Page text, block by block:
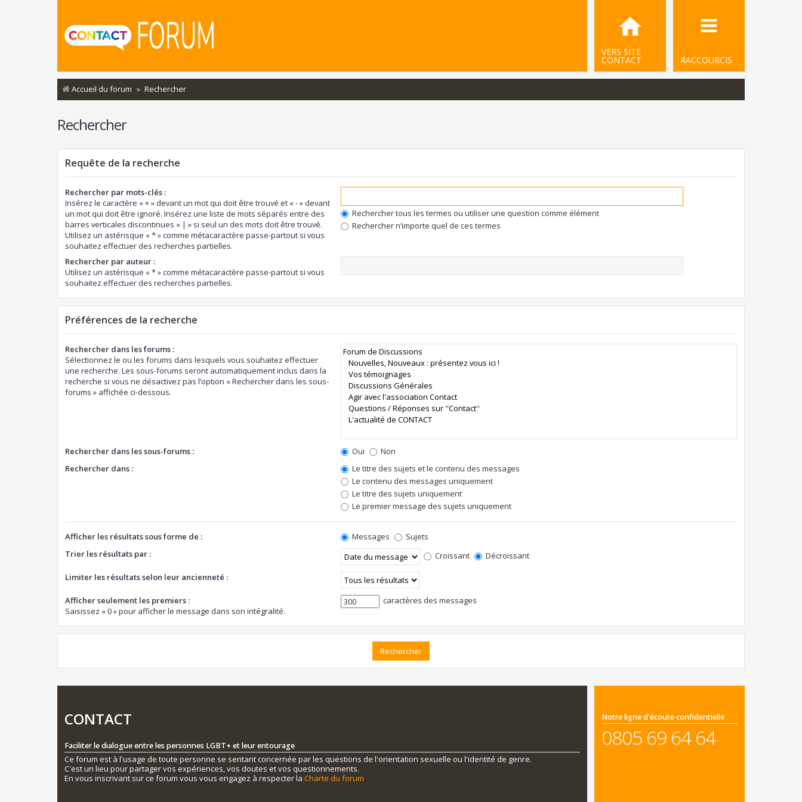
RACCOURCIS
VERS SITE
CONTACT
Accueil du forum Rechercher
Rechercher
Requête de la recherche
Rechercher par mots-clés :
Insérez le caractère « + » devant un mot qui doit être trouvé et « - » devant
un mot qui doit être ignoré. Insérez une liste de mots séparés entre des
barres verticales discontinues « | » si seul un des mots doit être trouvé.
Utilisez un astérisque « * » comme métacaractère passe-partout si vous
souhaitez effectuer des recherches partielles.
Rechercher tous les termes ou utiliser une question comme élément
Rechercher n’importe quel de ces termes
Rechercher par auteur :
Utilisez un astérisque « * » comme métacaractère passe-partout si vous
souhaitez effectuer des recherches partielles.
Préférences de la recherche
Rechercher dans les forums :
Sélectionnez le ou les forums dans lesquels vous souhaitez effectuer
une recherche. Les sous-forums seront automatiquement inclus dans la
recherche si vous ne désactivez pas l’option « Rechercher dans les sous-
forums » affichée ci-dessous.
Rechercher dans les sous-forums : Oui
Non
Rechercher dans :
Le titre des sujets et le contenu des messages
Le contenu des messages uniquement
Le titre des sujets uniquement
Le premier message des sujets uniquement
Afficher les résultats sous forme de : Messages
Sujets
Trier les résultats par :
Croissant
Décroissant
Limiter les résultats selon leur ancienneté :
Afficher seulement les premiers :
Saisissez « 0 » pour afficher le message dans son intégralité.
caractères des messages
CONTACT
Faciliter le dialogue entre les personnes LGBT+ et leur entourage
Ce forum est à l'usage de toute personne se sentant concernée par les questions de l'orientation sexuelle ou l'identité de genre.
C'est un lieu pour partager vos expériences, vos doutes et vos questionnements.
En vous inscrivant sur ce forum vous vous engagez à respecter la Charte du forum
Notre ligne d'écoute confidentielle
0805 69 64 64